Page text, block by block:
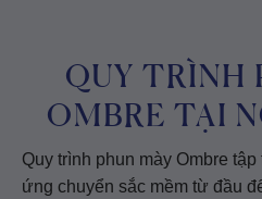
QUY TRÌNH
OMBRE TẠI
Quy trình phun mày Ombre
ứng chuyển sắc mềm từ đầu